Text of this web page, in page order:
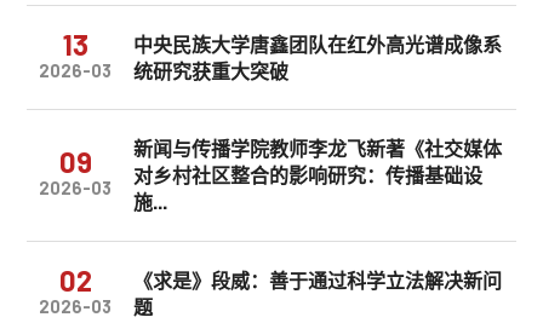
13
2026-03
中央民族大学唐鑫团队在红外高光谱成像系
统研究获重大突破
09
2026-03
新闻与传播学院教师李龙飞新著《社交媒体
对乡村社区整合的影响研究：传播基础设
施...
02
2026-03
《求是》段威：善于通过科学立法解决新问
题